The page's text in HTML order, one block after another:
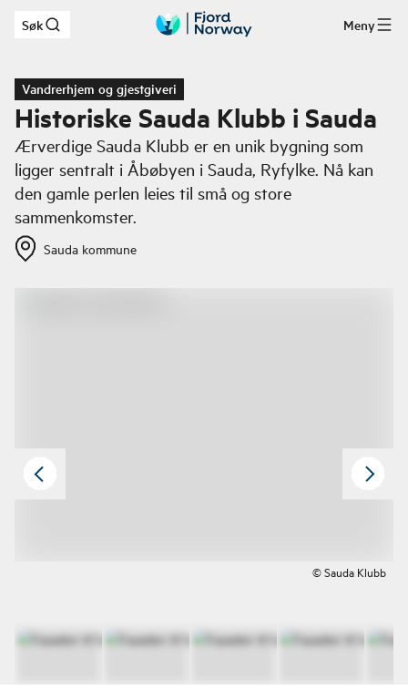
Hopp til hovedinnhold
Søk Meny
Vandrerhjem og gjestgiveri
Historiske Sauda Klubb i Sauda
Ærverdige Sauda Klubb er en unik bygning som
ligger sentralt i Åbøbyen i Sauda, Ryfylke. Nå kan
den gamle perlen leies til små og store
sammenkomster.
Sauda kommune
© Sauda Klubb